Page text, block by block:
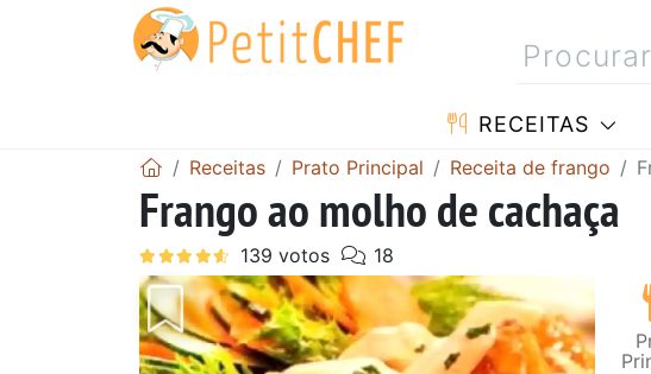
RECEITAS
Receitas Prato Principal Receita de frango
Frango ao molho de cachaça